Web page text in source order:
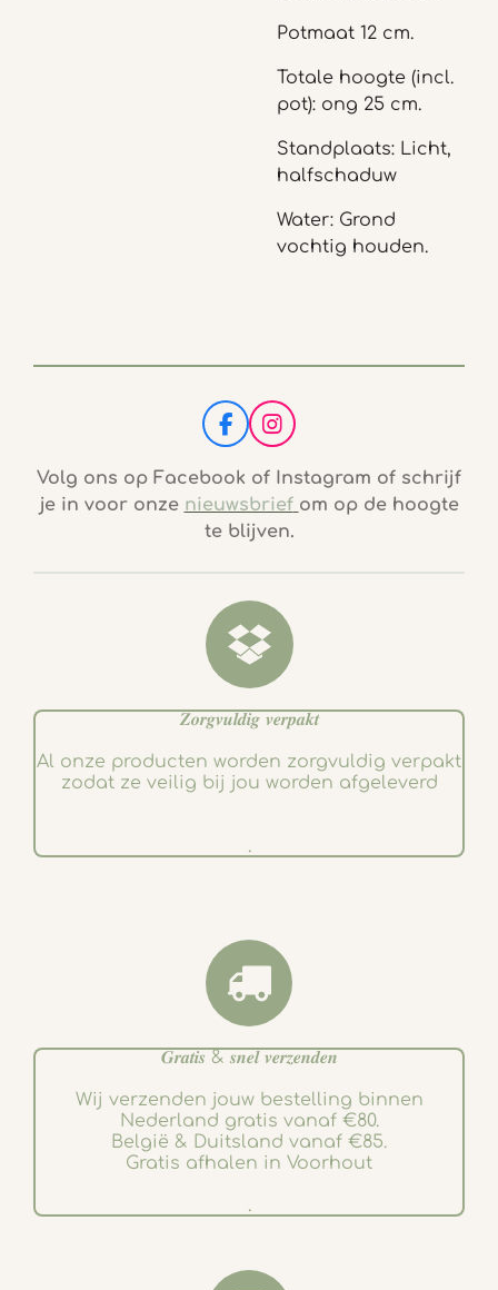
Potmaat 12 cm.
Totale hoogte (incl.
pot): ong 25 cm.
Standplaats: Licht,
halfschaduw
Water: Grond
vochtig houden.
F
a
c
b
o
k
I
n
s
t
a
g
a
Volg ons op Facebook of Instagram of schrijf
je in voor onze nieuwsbrief om op de hoogte
te blijven.
𝒁𝒐𝒓𝒈𝒗𝒖𝒍𝒅𝒊𝒈 𝒗𝒆𝒓𝒑𝒂𝒌𝒕
Al onze producten worden zorgvuldig verpakt
zodat ze veilig bij jou worden afgeleverd
.
𝑮𝒓𝒂𝒕𝒊𝒔 & 𝒔𝒏𝒆𝒍 𝒗𝒆𝒓𝒛𝒆𝒏𝒅𝒆𝒏
Wij verzenden jouw bestelling binnen
Nederland gratis vanaf €80.
België & Duitsland vanaf €85.
Gratis afhalen in Voorhout
.